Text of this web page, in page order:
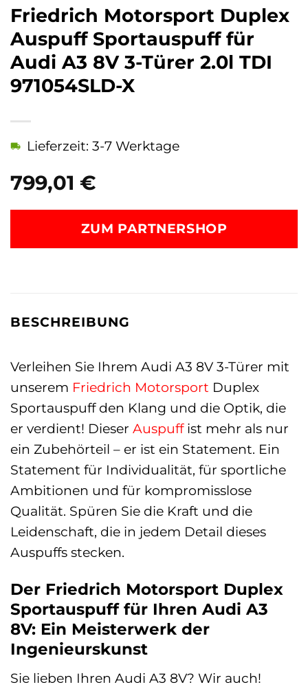
Friedrich Motorsport Duplex
Auspuff Sportauspuff für
Audi A3 8V 3-Türer 2.0l TDI
971054SLD-X
799,01 €
Lieferzeit: 3-7 Werktage
ZUM PARTNERSHOP
BESCHREIBUNG
Verleihen Sie Ihrem Audi A3 8V 3-Türer mit
unserem Friedrich Motorsport Duplex
Sportauspuff den Klang und die Optik, die
er verdient! Dieser Auspuffist mehr als nur
ein Zubehörteil – er ist ein Statement. Ein
Statement für Individualität, für sportliche
Ambitionen und für kompromisslose
Qualität. Spüren Sie die Kraft und die
Leidenschaft, die in jedem Detail dieses
Auspuffs stecken.
Der Friedrich Motorsport Duplex
Sportauspuff für Ihren Audi A3
8V: Ein Meisterwerk der
Ingenieurskunst
Sie lieben Ihren Audi A3 8V? Wir auch!